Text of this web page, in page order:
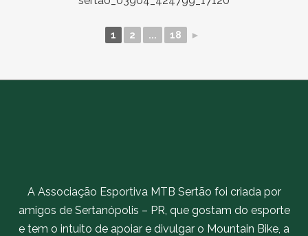
1 2 ... 18 ►
A Associação Esportiva MTB Sertão foi criada por
amigos de Sertanópolis – PR, que gostam do esporte
e tem o intuito de apoiar e divulgar o Mountain Bike, a